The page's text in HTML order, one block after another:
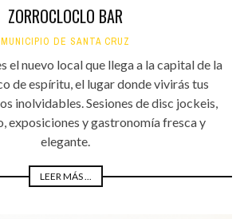
ZORROCLOCLO BAR
MUNICIPIO DE SANTA CRUZ
el nuevo local que llega a la capital de la
de espíritu, el lugar donde vivirás tus
inolvidables. Sesiones de disc jockeis,
exposiciones y gastronomía fresca y
elegante.
LEER MÁS ...